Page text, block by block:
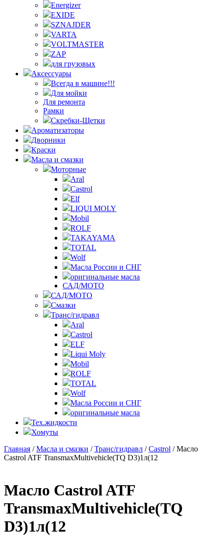
Energizer
EXIDE
SZNAJDER
VARTA
VOLTMASTER
ZAP
для грузовых
Аксессуары
Всегда в машине!!!
Для мойки
Для ремонта
Рамки
Скребки-Щетки
Ароматизаторы
Дворники
Краски
Масла и смазки
Моторные
Aral
Castrol
Elf
LIQUI MOLY
Mobil
ROLF
TAKAYAMA
TOTAL
Wolf
Масла России и СНГ
оригинальные масла
САД/МОТО
САД/МОТО
Смазки
Транс/гидравл
Aral
Castrol
ELF
Liqui Moly
Mobil
ROLF
TOTAL
Wolf
Масла России и СНГ
оригинальные масла
Тех.жидкости
Хомуты
Главная /Масла и смазки /Транс/гидравл /Castrol / Масло
Castrol ATF TransmaxMultivehicle(TQ D3)1л(12
Масло Castrol ATF
TransmaxMultivehicle(TQ
D3)1л(12